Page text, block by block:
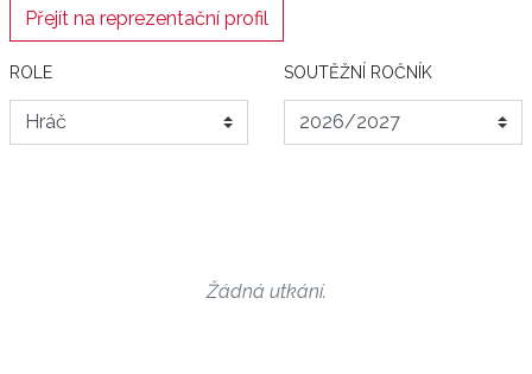
Přejít na reprezentační profil
ROLE SOUTĚŽNÍ ROČNÍK
Žádná utkání.